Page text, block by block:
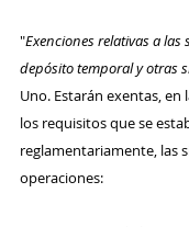
"Exenciones relativas a las
depósito temporal y otras
Uno. Estarán exentas, en
los requisitos que se
reglamentariamente, las
operaciones: